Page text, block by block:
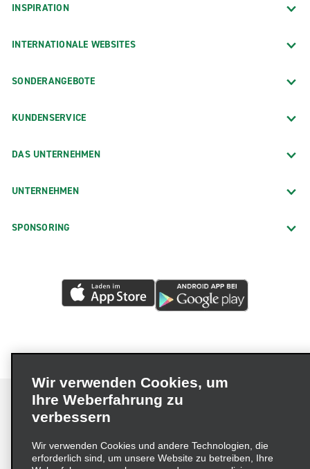
INSPIRATION
INTERNATIONALE WEBSITES
SONDERANGEBOTE
KUNDENSERVICE
DAS UNTERNEHMEN
UNTERNEHMEN
SPONSORING
Impressum Nutzungsbedingungen
Datenschutzrichtlinie
Cookie-Richtlinie
Datenschutzoptionen
Wir verwenden Cookies, um
Ihre Weberfahrung zu
verbessern
Wir verwenden Cookies und andere Technologien, die
erforderlich sind, um unsere Website zu betreiben, Ihre